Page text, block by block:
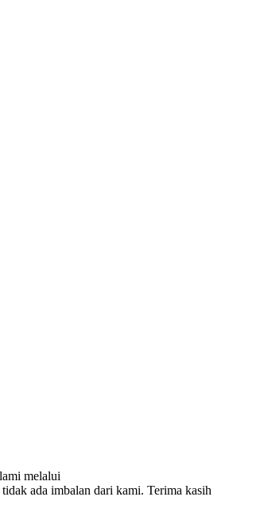
melalui
ada imbalan dari kami. Terima kasih